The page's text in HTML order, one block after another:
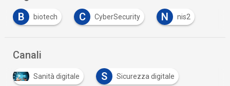
B
biotech C CyberSecurity N nis2
Canali
Sanità digitale S Sicurezza digitale